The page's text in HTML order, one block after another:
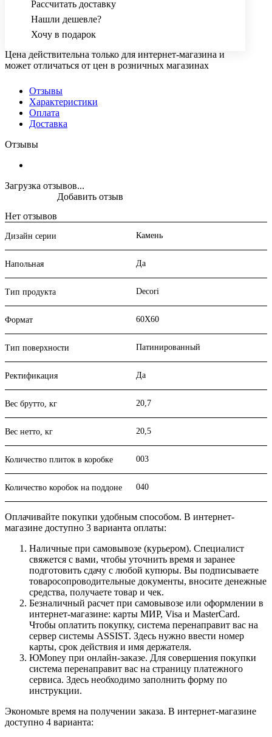
Рассчитать доставку
Нашли дешевле?
Хочу в подарок
Цена действительна только для интернет-магазина и
может отличаться от цен в розничных магазинах
Отзывы
Характеристики
Оплата
Доставка
Отзывы
Загрузка отзывов...
Нет отзывов
Добавить отзыв
Дизайн серии Камень
Напольная Да
Тип продукта Decori
Формат 60X60
Тип поверхности Патинированный
Ректификация Да
Вес брутто, кг 20,7
Вес нетто, кг 20,5
Количество плиток в коробке 003
Количество коробок на поддоне 040
Оплачивайте покупки удобным способом. В интернет-
магазине доступно 3 варианта оплаты:
Наличные при самовывозе (курьером). Специалист
свяжется с вами, чтобы уточнить время и заранее
подготовить сдачу с любой купюры. Вы подписываете
товаросопроводительные документы, вносите денежные
средства, получаете товар и чек.
Безналичный расчет при самовывозе или оформлении в
интернет-магазине: карты МИР, Visa и MasterCard.
Чтобы оплатить покупку, система перенаправит вас на
сервер системы ASSIST. Здесь нужно ввести номер
карты, срок действия и имя держателя.
ЮMoney при онлайн-заказе. Для совершения покупки
система перенаправит вас на страницу платежного
сервиса. Здесь необходимо заполнить форму по
инструкции.
Экономьте время на получении заказа. В интернет-магазине
доступно 4 варианта: